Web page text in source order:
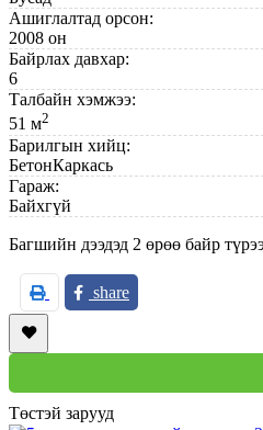
Ашиглалтад орсон:
2008 он
Байрлах давхар:
6
Талбайн хэмжээ:
51 м2
Барилгын хийц:
БетонКаркась
Гараж:
Байхгүй
Багшийн дээдэд 2 өрөө байр
share
Төстэй зарууд